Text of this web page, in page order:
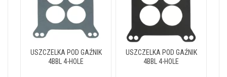
USZCZELKA POD GAŹNIK
4BBL 4-HOLE
USZCZELKA POD GAŹNIK
4BBL 4-HOLE